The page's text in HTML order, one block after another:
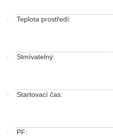
· Teplota prostředí:
· Stmívatelný:
· Startovací čas:
· PF: